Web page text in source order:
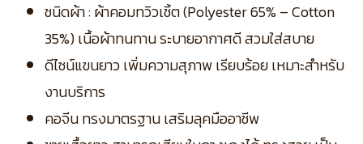
ชนิดผ้า : ผ้าคอมทวิวเชิ้ต (Polyester 65% – Cotton
35%) เนื้อผ้าทนทาน ระบายอากาศดี สวมใส่สบาย
ดีไซน์แขนยาว เพิ่มความสุภาพ เรียบร้อย เหมาะสำหรับ
งานบริการ
คอจีน ทรงมาตรฐาน เสริมลุคมืออาชีพ